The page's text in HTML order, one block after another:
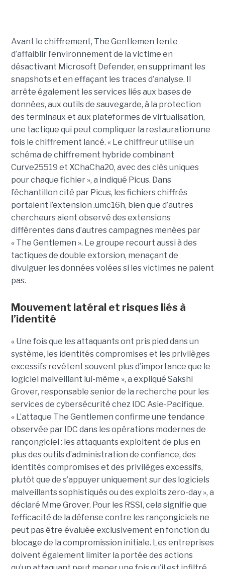
Avant le chiffrement, The Gentlemen tente
d’affaiblir l’environnement de la victime en
désactivant Microsoft Defender, en supprimant les
snapshots et en effaçant les traces d’analyse. Il
arrête également les services liés aux bases de
données, aux outils de sauvegarde, à la protection
des terminaux et aux plateformes de virtualisation,
une tactique qui peut compliquer la restauration une
fois le chiffrement lancé. « Le chiffreur utilise un
schéma de chiffrement hybride combinant
Curve25519 et XChaCha20, avec des clés uniques
pour chaque fichier », a indiqué Picus. Dans
l’échantillon cité par Picus, les fichiers chiffrés
portaient l’extension .umc16h, bien que d’autres
chercheurs aient observé des extensions
différentes dans d’autres campagnes menées par
« The Gentlemen ». Le groupe recourt aussi à des
tactiques de double extorsion, menaçant de
divulguer les données volées si les victimes ne paient
pas.
Mouvement latéral et risques liés à
l’identité
« Une fois que les attaquants ont pris pied dans un
système, les identités compromises et les privilèges
excessifs revêtent souvent plus d’importance que le
logiciel malveillant lui-même », a expliqué Sakshi
Grover, responsable senior de la recherche pour les
services de cybersécurité chez IDC Asie-Pacifique.
« L’attaque The Gentlemen confirme une tendance
observée par IDC dans les opérations modernes de
rançongiciel : les attaquants exploitent de plus en
plus des outils d’administration de confiance, des
identités compromises et des privilèges excessifs,
plutôt que de s’appuyer uniquement sur des logiciels
malveillants sophistiqués ou des exploits zero-day », a
déclaré Mme Grover. Pour les RSSI, cela signifie que
l’efficacité de la défense contre les rançongiciels ne
peut pas être évaluée exclusivement en fonction du
blocage de la compromission initiale. Les entreprises
doivent également limiter la portée des actions